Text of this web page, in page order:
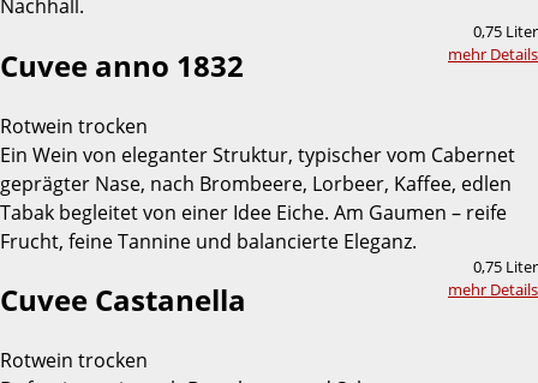
Nachhall.
0,75 Liter
mehr Details
Cuvee anno 1832
Rotwein trocken
Ein Wein von eleganter Struktur, typischer vom Cabernet
geprägter Nase, nach Brombeere, Lorbeer, Kaffee, edlen
Tabak begleitet von einer Idee Eiche. Am Gaumen – reife
Frucht, feine Tannine und balancierte Eleganz.
0,75 Liter
mehr Details
Cuvee Castanella
Rotwein trocken